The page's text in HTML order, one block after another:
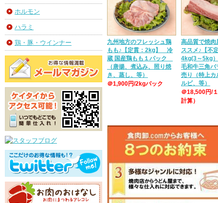
ホルモン
ハラミ
鶏・豚・ウインナー
九州地方のフレッシュ鶏
もも♪【定貫：2kg】 冷
蔵 国産鶏もも１パック
（唐揚、煮込み、照り焼
き、蒸し、等）
＠1,900円/2kgパック
高品質で焼肉
ススメ♪【不
4kg(3～5kg
毛和牛三角バ
売り（特上カ
ルビ、等）
＠18,500円/
計算）